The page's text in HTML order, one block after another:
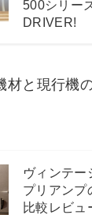
500シリー
DRIVER!
材と現行機
ヴィンテー
プリアンプ
比較レビ